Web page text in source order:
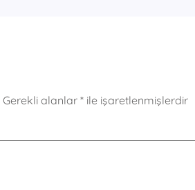
Gerekli alanlar * ile işaretlenmişlerdir